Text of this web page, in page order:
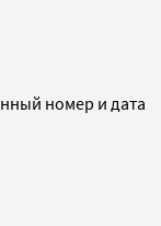
номер и дата